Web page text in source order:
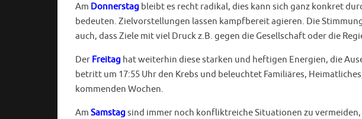
Am Donnerstag bleibt es recht radikal, dies kann sich ganz konkret
bedeuten. Zielvorstellungen lassen kampfbereit agieren. Die
auch, dass Ziele mit viel Druck z.B. gegen die Gesellschaft oder die
Der Freitag hat weiterhin diese starken und heftigen Energien, die
betritt um 17:55 Uhr den Krebs und beleuchtet Familiäres,
kommenden Wochen.
Am Samstagsind immer noch konfliktreiche Situationen zu